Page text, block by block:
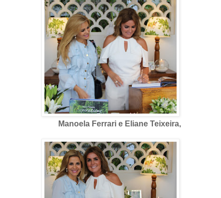
Manoela Ferrari e Eliane Teixeira,